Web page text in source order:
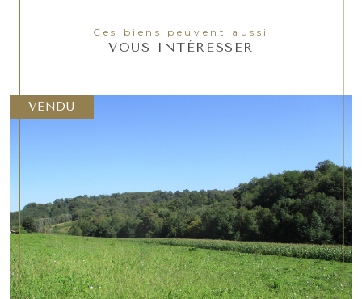
Ces biens peuvent aussi
VOUS INTÉRESSER
VENDU